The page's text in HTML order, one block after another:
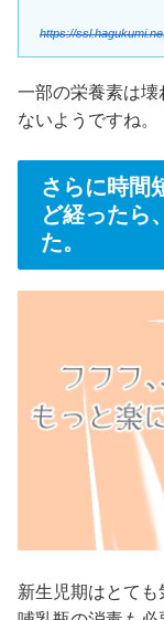
https://
一部の栄養素は
ないようですね。
さらに時間
ど経ったら
た。
新生児期はとても